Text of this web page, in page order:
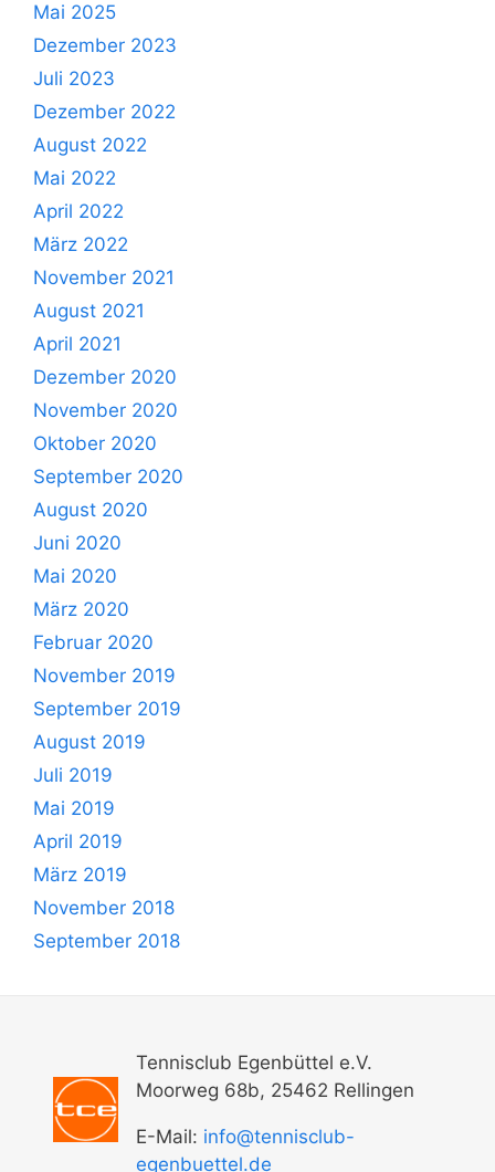
Mai 2025
Dezember 2023
Juli 2023
Dezember 2022
August 2022
Mai 2022
April 2022
März 2022
November 2021
August 2021
April 2021
Dezember 2020
November 2020
Oktober 2020
September 2020
August 2020
Juni 2020
Mai 2020
März 2020
Februar 2020
November 2019
September 2019
August 2019
Juli 2019
Mai 2019
April 2019
März 2019
November 2018
September 2018
Tennisclub Egenbüttel e.V.
Moorweg 68b, 25462 Rellingen
E-Mail: info@tennisclub-
egenbuettel.de